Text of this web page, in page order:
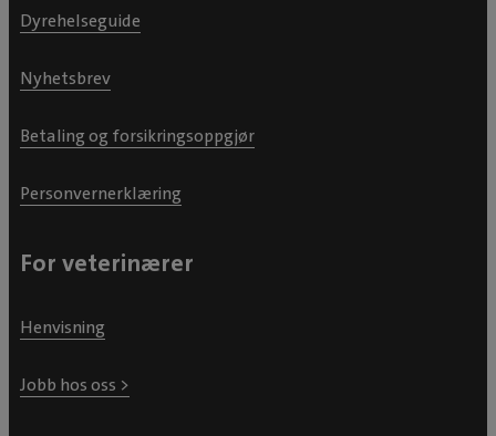
Dyrehelseguide
Nyhetsbrev
Betaling og forsikringsoppgjør
Personvernerklæring
For veterinærer
Henvisning
Jobb hos oss >